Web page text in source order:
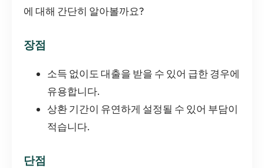
에 대해 간단히 알아볼까요?
장점
소득 없이도 대출을 받을 수 있어 급한 경우에
유용합니다.
상환 기간이 유연하게 설정될 수 있어 부담이
적습니다.
단점